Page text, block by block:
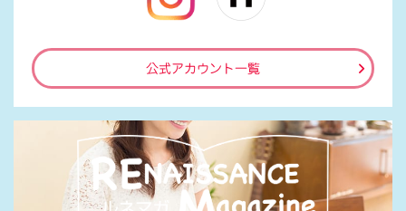
公式アカウント一覧